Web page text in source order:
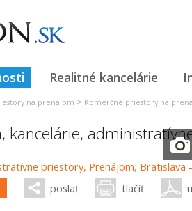
Realitné kancelárie
na prenájom > Komerčné priestory na
kancelárie,
poslať tlačiť